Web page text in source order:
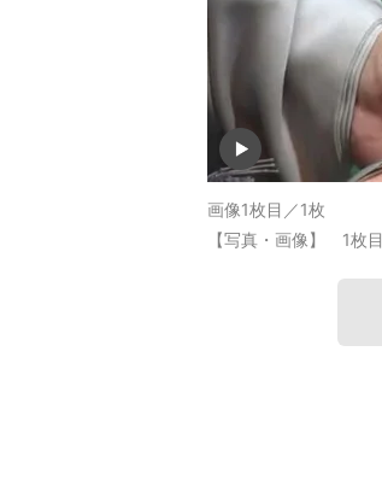
画像1枚目／1枚
【写真・画像】 1枚目